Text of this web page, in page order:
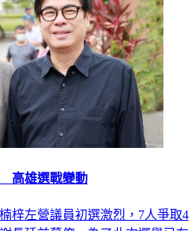
高雄選戰變動
梓左營議員初選激烈，7人爭取4